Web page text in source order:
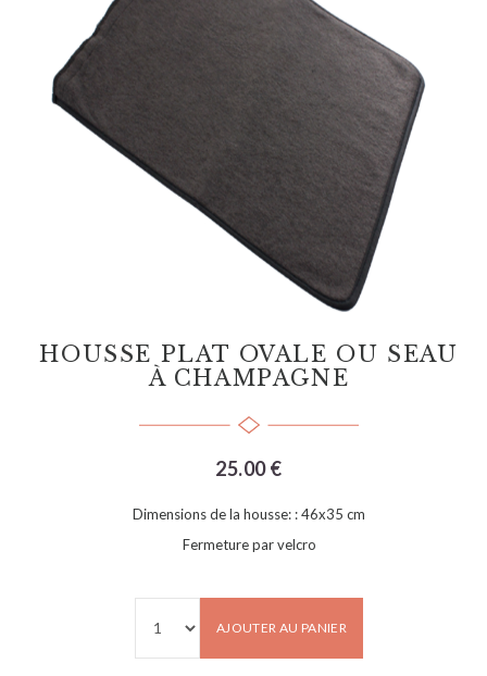
HOUSSE PLAT OVALE OU SEAU
À CHAMPAGNE
25.00 €
Dimensions de la housse: : 46x35 cm
Fermeture par velcro
AJOUTER AU PANIER